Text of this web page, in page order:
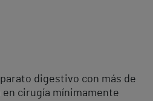
digestivo con más de
en cirugía mínimamente